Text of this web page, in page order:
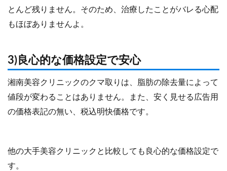
とんど残りません。そのため、治療したことがバレる心配
もほぼありませんよ。
3)良心的な価格設定で安心
湘南美容クリニックのクマ取りは、脂肪の除去量によって
値段が変わることはありません。また、安く見せる広告用
の価格表記の無い、税込明快価格です。
他の大手美容クリニックと比較しても良心的な価格設定で
す。